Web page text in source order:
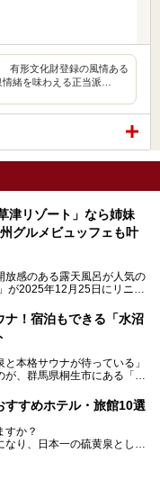
有形文化財登録の風情ある
緒を味わえる正当派…
津リゾート」なら姉妹
グルメビュッフェも叶
放感のある露天風呂が人気の
が2025年12月25日にリニュ
州グルメにこだわったビュ
トルバスで楽々、さらに草津
泉 大東舘」「亀の井ホテ
津リゾート」を徹底レポー
ティ株式会社【PR】
ゾートのPR記事です。
ナ！宿泊もできる「水沼
と本格サウナが待っている」
、群馬県桐生市にある「駅
泊もできる「サウナの森」、
な駅直結の「水沼の湯」の
サウナー、そして電車旅好き
すすめホテル・旅館10選
すか？
り、日本一の硫黄泉として